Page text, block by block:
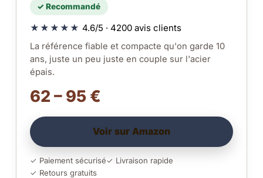
✓ Recommandé
★★★★★ 4.6/5 · 4200 avis clients
La référence fiable et compacte qu'on garde 10
ans, juste un peu juste en couple sur l'acier
épais.
62 – 95 €
Voir sur Amazon
✓ Paiement sécurisé✓ Livraison rapide
✓ Retours gratuits